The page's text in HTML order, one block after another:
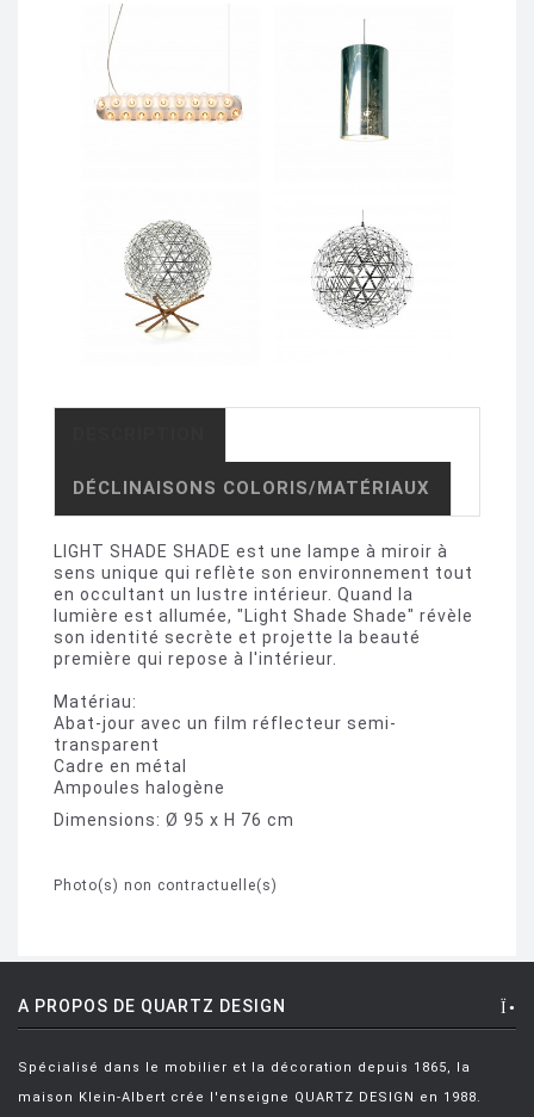
DÉCLINAISONS COLORIS/MATÉRIAUX
LIGHT SHADE SHADE est une lampe à miroir à
sens unique qui reflète son environnement tout
en occultant un lustre intérieur. Quand la
lumière est allumée, "Light Shade Shade" révèle
son identité secrète et projette la beauté
première qui repose à l'intérieur.
Matériau:
Abat-jour avec un film réflecteur semi-
transparent
Cadre en métal
Ampoules halogène
Dimensions: Ø 95 x H 76 cm
Photo(s) non contractuelle(s)
A PROPOS DE QUARTZ DESIGN
Spécialisé dans le mobilier et la décoration depuis 1865, la
maison Klein-Albert crée l'enseigne QUARTZ DESIGN en 1988.